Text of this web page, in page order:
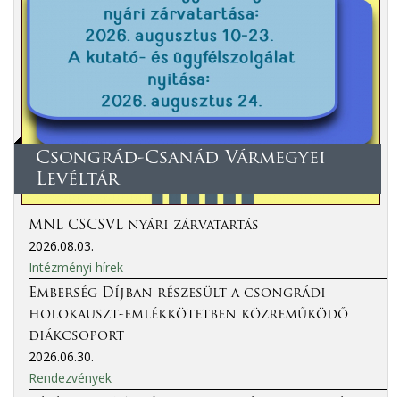
Csongrád-Csanád Vármegyei
Levéltár
MNL CSCSVL nyári zárvatartás
2026.08.03.
Intézményi hírek
Emberség Díjban részesült a csongrádi
holokauszt-emlékkötetben közreműködő
diákcsoport
2026.06.30.
Rendezvények